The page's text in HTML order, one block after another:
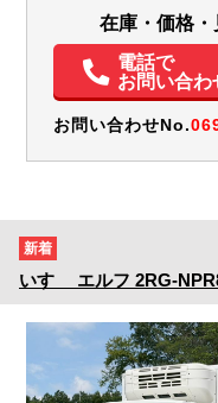
パワステ
電動格納ミラー
ETC
在庫・価格・
電話で
お問い合わ
お問い合わせNo.
新着
いすゞ エルフ 2RG-